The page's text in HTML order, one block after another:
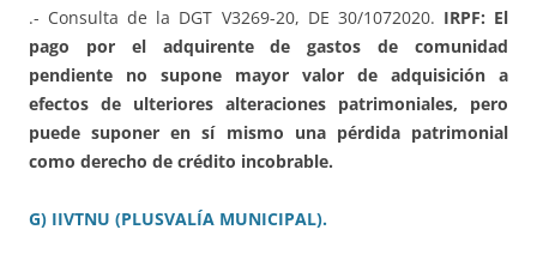
.- Consulta de la DGT V3269-20, DE 30/1072020. IRPF: El
pago por el adquirente de gastos de comunidad
pendiente no supone mayor valor de adquisición a
efectos de ulteriores alteraciones patrimoniales, pero
puede suponer en sí mismo una pérdida patrimonial
como derecho de crédito incobrable.
G) IIVTNU (PLUSVALÍA MUNICIPAL).